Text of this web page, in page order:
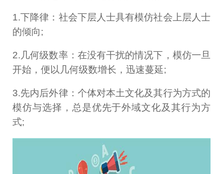
1.下降律：社会下层人士具有模仿社会上层人士
的倾向;
2.几何级数率：在没有干扰的情况下，模仿一旦
开始，便以几何级数增长，迅速蔓延;
3.先内后外律：个体对本土文化及其行为方式的
模仿与选择，总是优先于外域文化及其行为方
式;